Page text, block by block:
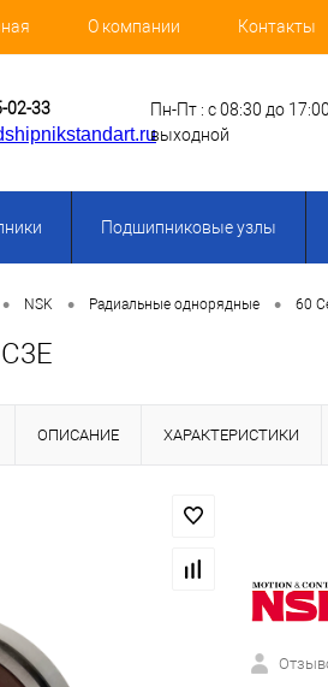
О компании Контакты
02-33 Пн-Пт : с 08:30 до 17:00
выходной
Подшипниковые узлы
• NSK • Радиальные однорядные • 60
ОПИСАНИЕ ХАРАКТЕРИСТИКИ